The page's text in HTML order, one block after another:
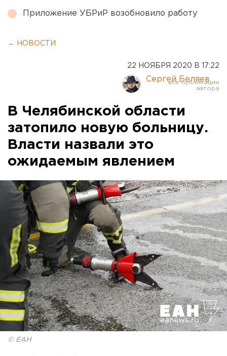
Приложение УБРиР возобновило работу
← НОВОСТИ
22 НОЯБРЯ 2020 В 17:22
Сергей Беляев
В Челябинской области
затопило новую больницу.
Власти назвали это
ожидаемым явлением
© ЕАН